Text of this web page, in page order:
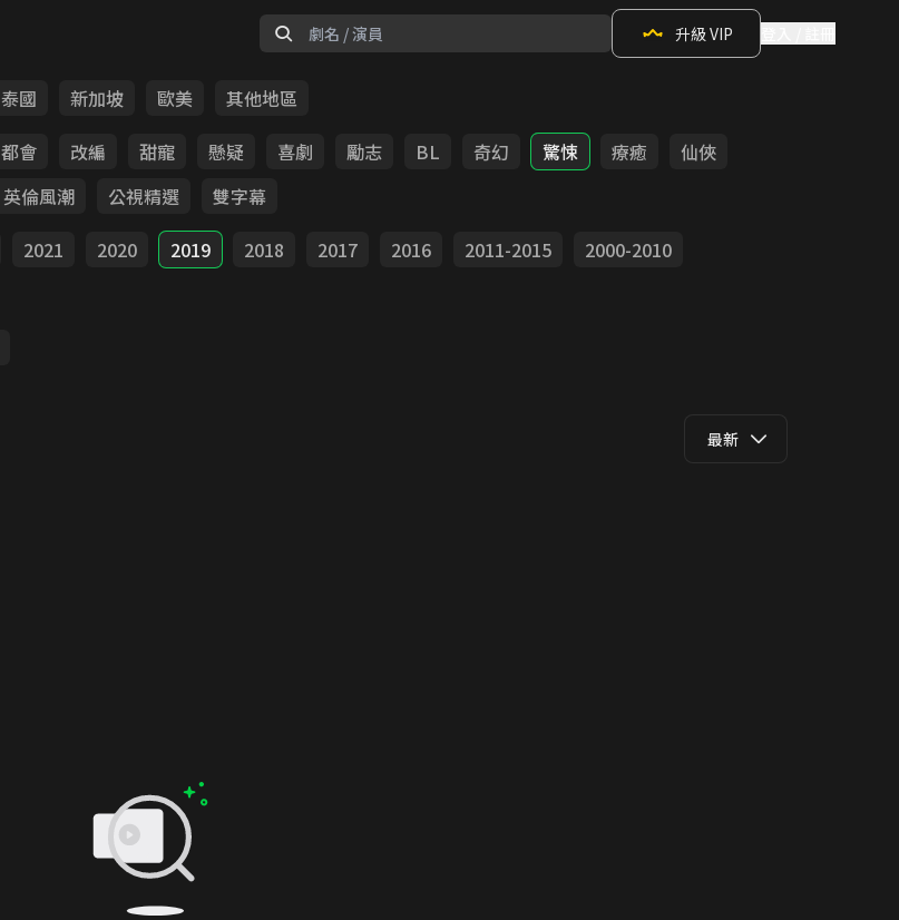
升級 VIP
泰國 新加坡 歐美
其他地區
都會 改編 甜寵 懸疑 喜劇 勵志 BL 奇幻 驚悚 療癒
仙俠
英倫風潮 公視精選
雙字幕
2021 2020 2019 2018 2017 2016 2011-2015
2000-2010
最新